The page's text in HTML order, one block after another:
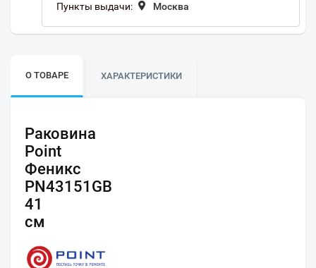
Пункты выдачи: Москва
О ТОВАРЕ ХАРАКТЕРИСТИКИ
Раковина
Point
Феникс
PN43151GB
41
см